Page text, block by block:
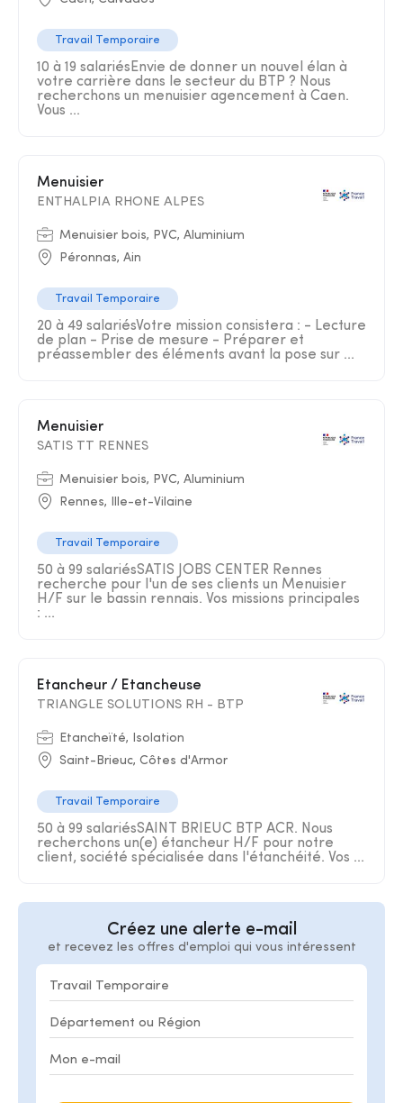
Travail Temporaire
10 à 19 salariésEnvie de donner un nouvel élan à
votre carrière dans le secteur du BTP ? Nous
recherchons un menuisier agencement à Caen.
Vous ...
Menuisier
ENTHALPIA RHONE ALPES
Menuisier bois, PVC, Aluminium
Péronnas, Ain
Travail Temporaire
20 à 49 salariésVotre mission consistera : - Lecture
de plan - Prise de mesure - Préparer et
préassembler des éléments avant la pose sur ...
Menuisier
SATIS TT RENNES
Menuisier bois, PVC, Aluminium
Rennes, Ille-et-Vilaine
Travail Temporaire
50 à 99 salariésSATIS JOBS CENTER Rennes
recherche pour l'un de ses clients un Menuisier
H/F sur le bassin rennais. Vos missions principales
: ...
Etancheur / Etancheuse
TRIANGLE SOLUTIONS RH - BTP
Etancheïté, Isolation
Saint-Brieuc, Côtes d'Armor
Travail Temporaire
50 à 99 salariésSAINT BRIEUC BTP ACR. Nous
recherchons un(e) étancheur H/F pour notre
client, société spécialisée dans l'étanchéité. Vos ...
Créez une alerte e-mail
et recevez les offres d'emploi qui vous intéressent